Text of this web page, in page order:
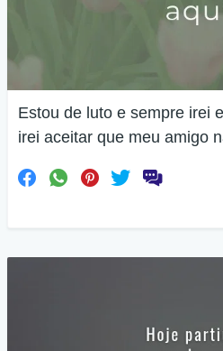
Estou de luto e sempre irei
irei aceitar que meu amigo